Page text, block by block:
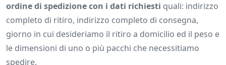
ordine di spedizione con i dati richiesti quali: indirizzo
completo di ritiro, indirizzo completo di consegna,
giorno in cui desideriamo il ritiro a domicilio ed il peso e
le dimensioni di uno o più pacchi che necessitiamo
spedire.